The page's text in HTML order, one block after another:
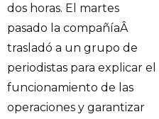
dos horas. El martes
pasado la compañíaÂ
trasladó a un grupo de
periodistas para explicar el
funcionamiento de las
operaciones y garantizar